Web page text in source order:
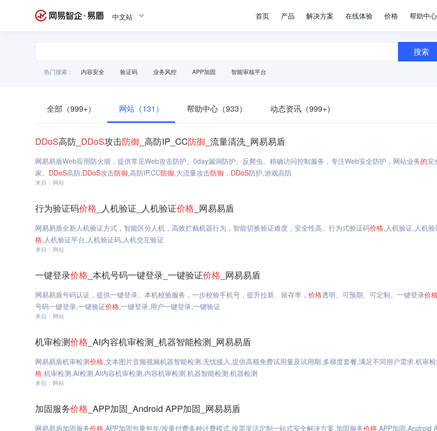
中文站 首页 产品 解决方案 在线体验 价格 帮助中心
搜索
热门搜索： 内容安全 验证码 业务风控 APP加固 智能审核平台
全部（999+） 网站（131） 帮助中心（933） 动态资讯（999+）
DDoS高防_ DDoS攻击防御 _高防IP_CC防御 _流量清洗_网易易盾
网易易盾Web应用防火墙，提供常见Web攻击防护、0day漏洞防护、反爬虫、精确访问控制服务，专注Web安全防护，网站业务的安
家。 DDoS高防,DDoS攻击防御,高防IP,CC防御,大流量攻击防御 ， DDoS防护,游戏高防
来自：网站
行为验证码价格 _人机验证_人机验证价格 _网易易盾
网易易盾全新人机验证方式，智能区分人机，高效拦截机器行为，智能切换验证难度，安全性高。行为式验证码价格,人机验证,人机验
格,人机验证平台,人机验证码,人机交互验证
来自：网站
一键登录价格 _本机号码一键登录_一键验证价格 _网易易盾
网易易盾号码认证，提供一键登录、本机校验服务，一步校验手机号，提升拉新、留存率， 价格透明、可预期、可定制。一键登录价
号码一键登录,一键验证价格,一键登录,用户一键登录,一键验证
来自：网站
机审检测价格 _AI内容机审检测_机器智能检测_网易易盾
网易易盾机审检测价格,文本图片音频视频机器智能检测,无忧接入,提供高额免费试用量及试用期,多梯度套餐,满足不同用户需求.机审
格,机审检测,AI检测,AI内容机审检测,内容机审检测,机器智能检测,机器检测
来自：网站
加固服务价格 _APP加固_Android APP加固_网易易盾
网易易盾加固服务价格,APP加固包量包年/按量付费多种计费模式,按需灵活定制一站式安全解决方案.加固服务价格,APP加固,Android